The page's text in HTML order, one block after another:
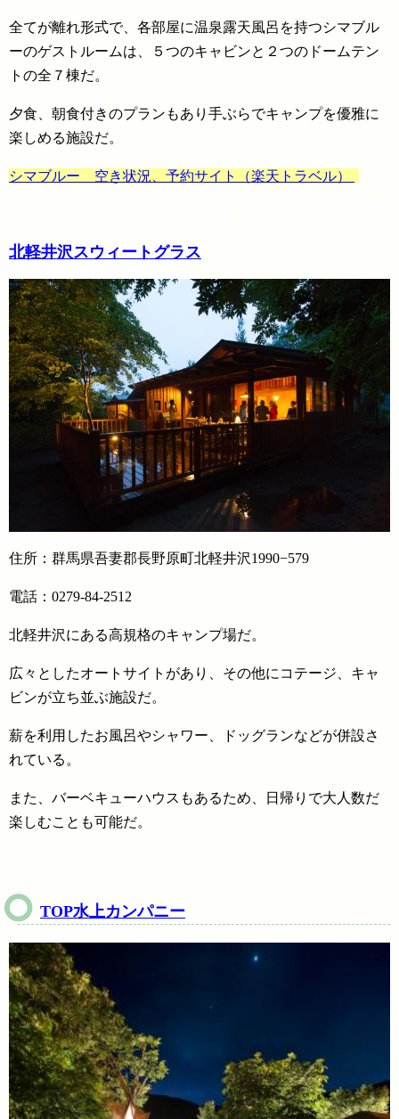
全てが離れ形式で、各部屋に温泉露天風呂を持つシマブル
ーのゲストルームは、５つのキャビンと２つのドームテン
トの全７棟だ。
夕食、朝食付きのプランもあり手ぶらでキャンプを優雅に
楽しめる施設だ。
シマブルー 空き状況、予約サイト（楽天トラベル）
北軽井沢スウィートグラス
住所：群馬県吾妻郡長野原町北軽井沢1990−579
電話：0279-84-2512
北軽井沢にある高規格のキャンプ場だ。
広々としたオートサイトがあり、その他にコテージ、キャ
ビンが立ち並ぶ施設だ。
薪を利用したお風呂やシャワー、ドッグランなどが併設さ
れている。
また、バーベキューハウスもあるため、日帰りで大人数だ
楽しむことも可能だ。
TOP水上カンパニー